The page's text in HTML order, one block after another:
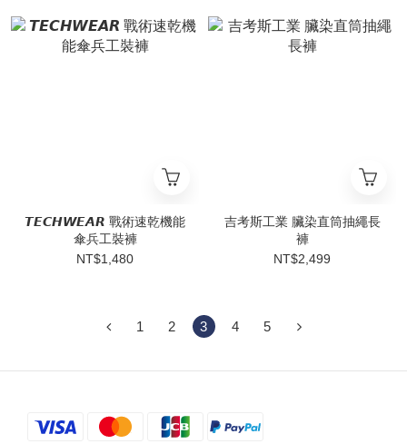
𝙏𝙀𝘾𝙃𝙒𝙀𝘼𝙍 戰術速乾機能
傘兵工裝褲
NT$1,480
吉考斯工業 臟染直筒抽繩長
褲
NT$2,499
1 2 3 4 5